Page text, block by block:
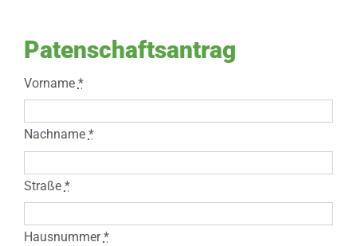
Patenschaftsantrag
Vorname *
Nachname *
Straße *
Hausnummer*